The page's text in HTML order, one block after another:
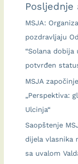
kreativnost
Posljednje
MSJA:
pozdravljaju
“Solana dobija
potvrđen
MSJA
„Perspektiva:
Ulcinja“
Saopštenje
dijela vlasnika
sa uvalom